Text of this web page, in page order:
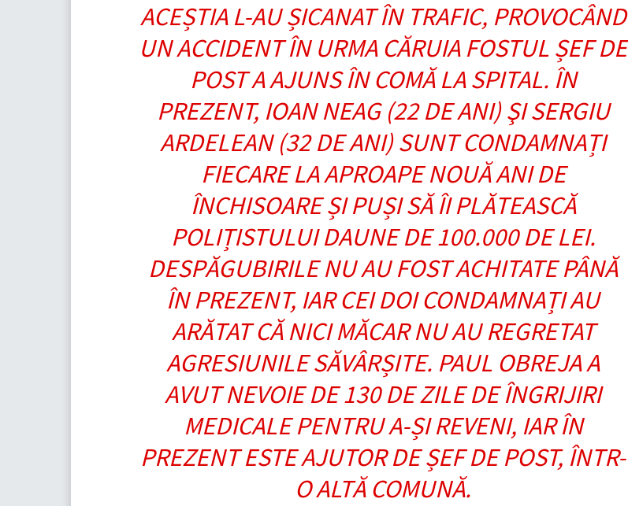
ACEȘTIA L-AU ȘICANAT ÎN TRAFIC, PROVOCÂND
UN ACCIDENT ÎN URMA CĂRUIA FOSTUL ȘEF DE
POST A AJUNS ÎN COMĂ LA SPITAL. ÎN
PREZENT, IOAN NEAG (22 DE ANI) ŞI SERGIU
ARDELEAN (32 DE ANI) SUNT CONDAMNAȚI
FIECARE LA APROAPE NOUĂ ANI DE
ÎNCHISOARE ȘI PUȘI SĂ ÎI PLĂTEASCĂ
POLIȚISTULUI DAUNE DE 100.000 DE LEI.
DESPĂGUBIRILE NU AU FOST ACHITATE PÂNĂ
ÎN PREZENT, IAR CEI DOI CONDAMNAȚI AU
ARĂTAT CĂ NICI MĂCAR NU AU REGRETAT
AGRESIUNILE SĂVÂRȘITE. PAUL OBREJA A
AVUT NEVOIE DE 130 DE ZILE DE ÎNGRIJIRI
MEDICALE PENTRU A-ȘI REVENI, IAR ÎN
PREZENT ESTE AJUTOR DE ȘEF DE POST, ÎNTR-
O ALTĂ COMUNĂ.